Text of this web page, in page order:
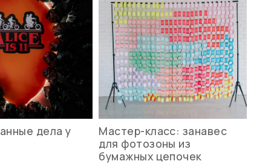
дела у
Мастер-класс: занавес
для фотозоны из
бумажных цепочек